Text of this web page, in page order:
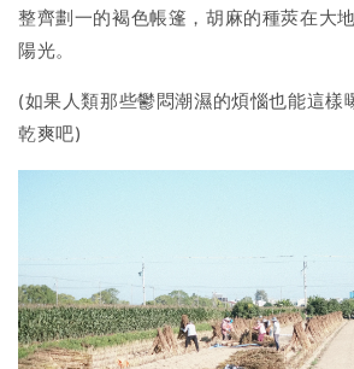
整齊劃一的褐色帳篷，胡麻的種莢在大
陽光。
(如果人類那些鬱悶潮濕的煩惱也能這樣
乾爽吧)